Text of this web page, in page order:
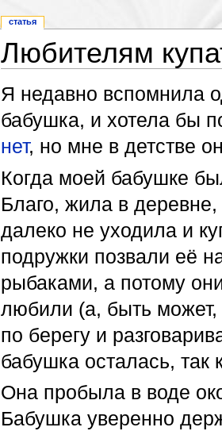
Любителям
Я недавно вспомнила
бабушка, и хотела бы
нет, но мне в детстве
Когда моей бабушке
Благо, жила в
далеко не уходила и
подружки позвали её
рыбаками, а потому
любили (а, быть
по берегу и
бабушка осталась, так
Она пробыла в воде
Бабушка уверенно
статья